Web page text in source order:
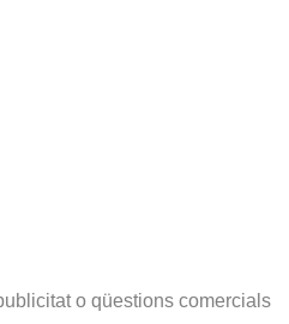
o qüestions comercials